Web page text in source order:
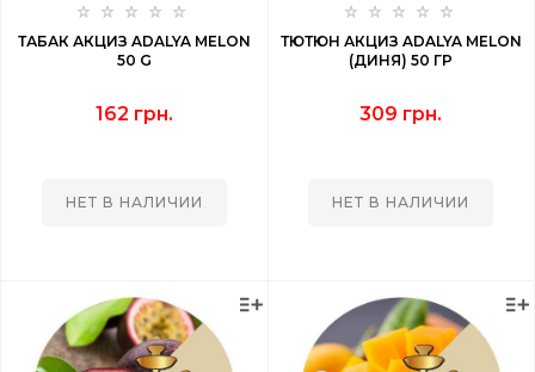
ТАБАК АКЦИЗ ADALYA MELON
50 G
162 грн.
НЕТ В НАЛИЧИИ
ТЮТЮН АКЦИЗ ADALYA MELON
(ДИНЯ) 50 ГР
309 грн.
НЕТ В НАЛИЧИИ